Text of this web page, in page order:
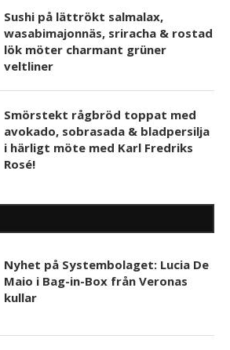
Sushi på lättrökt salmalax,
wasabimajonnäs, sriracha & rostad
lök möter charmant grüner
veltliner
Smörstekt rågbröd toppat med
avokado, sobrasada & bladpersilja
i härligt möte med Karl Fredriks
Rosé!
Nyhet på Systembolaget: Lucia De
Maio i Bag-in-Box från Veronas
kullar